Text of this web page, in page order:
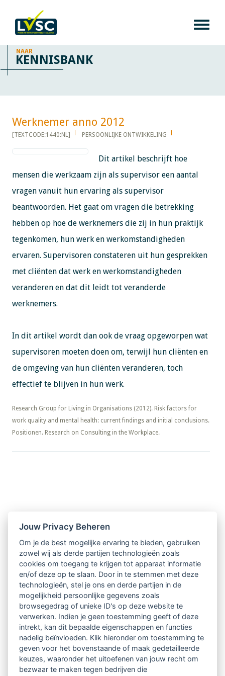
NAAR
KENNISBANK
Werknemer anno 2012​​​​​​
[TEXTCODE:1440:NL] PERSOONLIJKE ONTWIKKELING
Dit artikel beschrijft hoe
mensen die werkzaam zijn als supervisor een aantal
vragen vanuit hun ervaring als supervisor
beantwoorden. Het gaat om vragen die betrekking
hebben op hoe de werknemers die zij in hun praktijk
tegenkomen, hun werk en werkomstandigheden
ervaren. Supervisoren constateren uit hun gesprekken
met cliënten dat werk en werkomstandigheden
veranderen en dat dit leidt tot veranderde
werknemers.
In dit artikel wordt dan ook de vraag opgeworpen wat
supervisoren moeten doen om, terwijl hun cliënten en
de omgeving van hun cliënten veranderen, toch
effectief te blijven in hun werk.
​​​​​​​Research Group for Living in Organisations (2012). Risk factors for
work quality and mental health: current findings and initial conclusions.
Positionen. Research on Consulting in the Workplace.
Nieuwsbrief
Ontvang 10 x per jaar de LVSC-
relatienieuwsbrief met o.a.:
vrij toegankelijke TsvB-artikelen
nieuws op het vlak van professioneel
begeleiden
informatie over LVSC-activiteiten
Jouw Privacy Beheren
Om je de best mogelijke ervaring te bieden, gebruiken
zowel wij als derde partijen technologieën zoals
cookies om toegang te krijgen tot apparaat informatie
en/of deze op te slaan. Door in te stemmen met deze
technologieën, stel je ons en derde partijen in de
mogelijkheid persoonlijke gegevens zoals
browsegedrag of unieke ID's op deze website te
verwerken. Indien je geen toestemming geeft of deze
intrekt, kan dit bepaalde eigenschappen en functies
nadelig beïnvloeden. Klik hieronder om toestemming te
geven voor het bovenstaande of maak gedetailleerde
keuzes, waaronder het uitoefenen van jouw recht om
bezwaar te maken tegen bedrijven die